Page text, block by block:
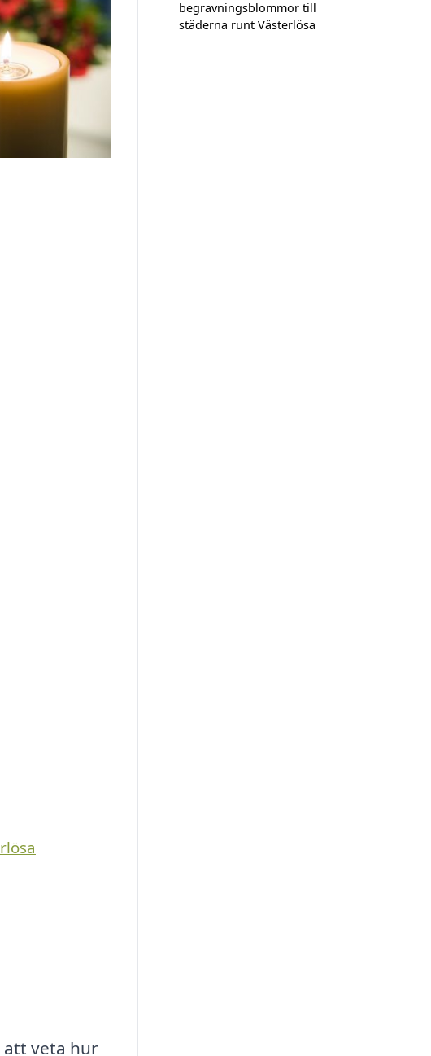
att veta hur
begravningsblommor till
städerna runt Västerlösa